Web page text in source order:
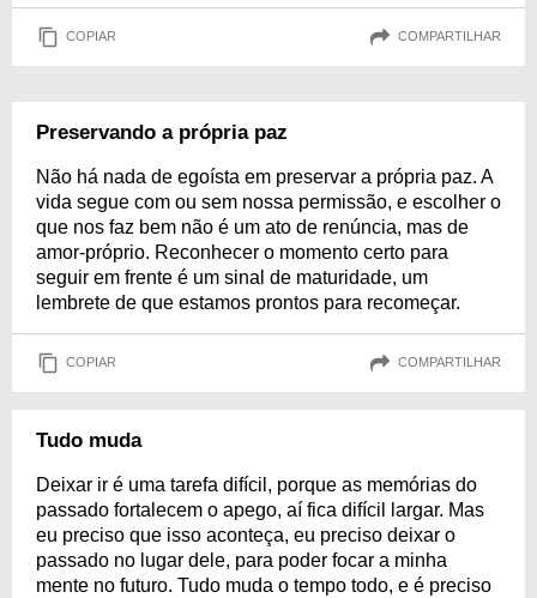
COPIAR COMPARTILHAR
Preservando a própria paz
Não há nada de egoísta em preservar a própria paz. A
vida segue com ou sem nossa permissão, e escolher o
que nos faz bem não é um ato de renúncia, mas de
amor-próprio. Reconhecer o momento certo para
seguir em frente é um sinal de maturidade, um
lembrete de que estamos prontos para recomeçar.
COPIAR COMPARTILHAR
Tudo muda
Deixar ir é uma tarefa difícil, porque as memórias do
passado fortalecem o apego, aí fica difícil largar. Mas
eu preciso que isso aconteça, eu preciso deixar o
passado no lugar dele, para poder focar a minha
mente no futuro. Tudo muda o tempo todo, e é preciso